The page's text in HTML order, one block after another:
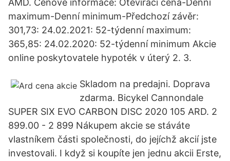
AMD. Cenové informace: Otevírací cena-Denní
maximum-Denní minimum-Předchozí závěr:
301,73: 24.02.2021: 52-týdenní maximum:
365,85: 24.02.2020: 52-týdenní minimum Akcie
online poskytovatele hypoték v úterý 2. 3.
Skladom na predajni. Doprava
zdarma. Bicykel Cannondale
SUPER SIX EVO CARBON DISC 2020 105 ARD. 2
899.00 - 2 899 Nákupem akcie se stáváte
vlastníkem části společnosti, do jejíchž akcií jste
investovali. I když si koupíte jen jednu akcii Erste,